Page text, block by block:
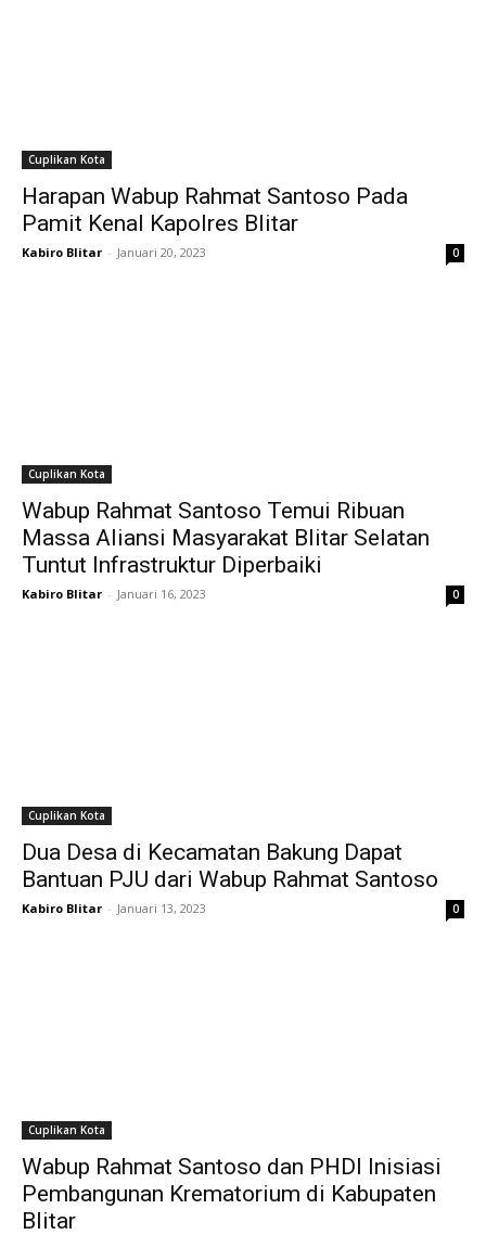
Cuplikan Kota
Harapan Wabup Rahmat Santoso Pada
Pamit Kenal Kapolres Blitar
Kabiro Blitar - Januari 20, 2023 0
Cuplikan Kota
Wabup Rahmat Santoso Temui Ribuan
Massa Aliansi Masyarakat Blitar Selatan
Tuntut Infrastruktur Diperbaiki
Kabiro Blitar - Januari 16, 2023 0
Cuplikan Kota
Dua Desa di Kecamatan Bakung Dapat
Bantuan PJU dari Wabup Rahmat Santoso
Kabiro Blitar - Januari 13, 2023 0
Cuplikan Kota
Wabup Rahmat Santoso dan PHDI Inisiasi
Pembangunan Krematorium di Kabupaten
Blitar